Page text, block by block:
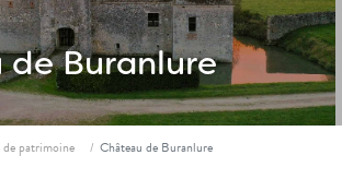
de Buranlure
patrimoine Château de Buranlure